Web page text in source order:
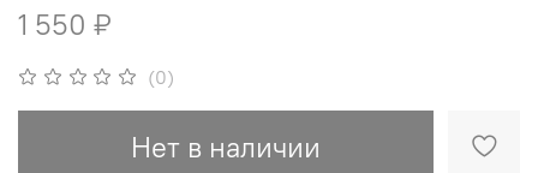
(0)
1 550 ₽
Нет в наличии